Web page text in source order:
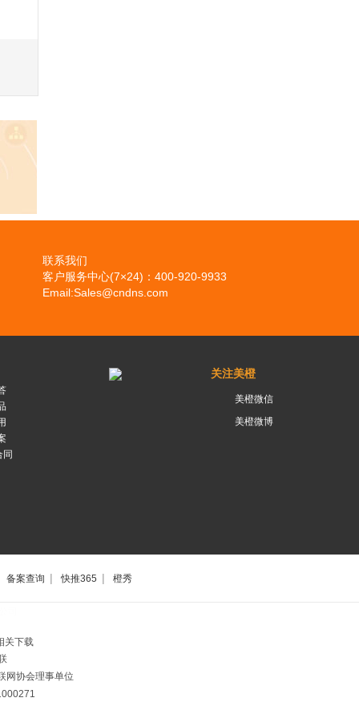
联系我们
客户服务中心(7×24)：400-920-9933
Email:Sales@cndns.com
同
关注美橙
美橙微信
美橙微博
备案查询 | 快推365 | 橙秀
关下载
网协会理事单位